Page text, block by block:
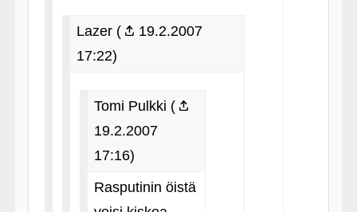
Lazer (
19.2.2007
17:22)
Tomi Pulkki (
19.2.2007
17:16)
Rasputinin öistä